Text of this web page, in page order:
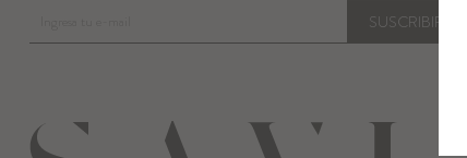
SUSCRIBIRME